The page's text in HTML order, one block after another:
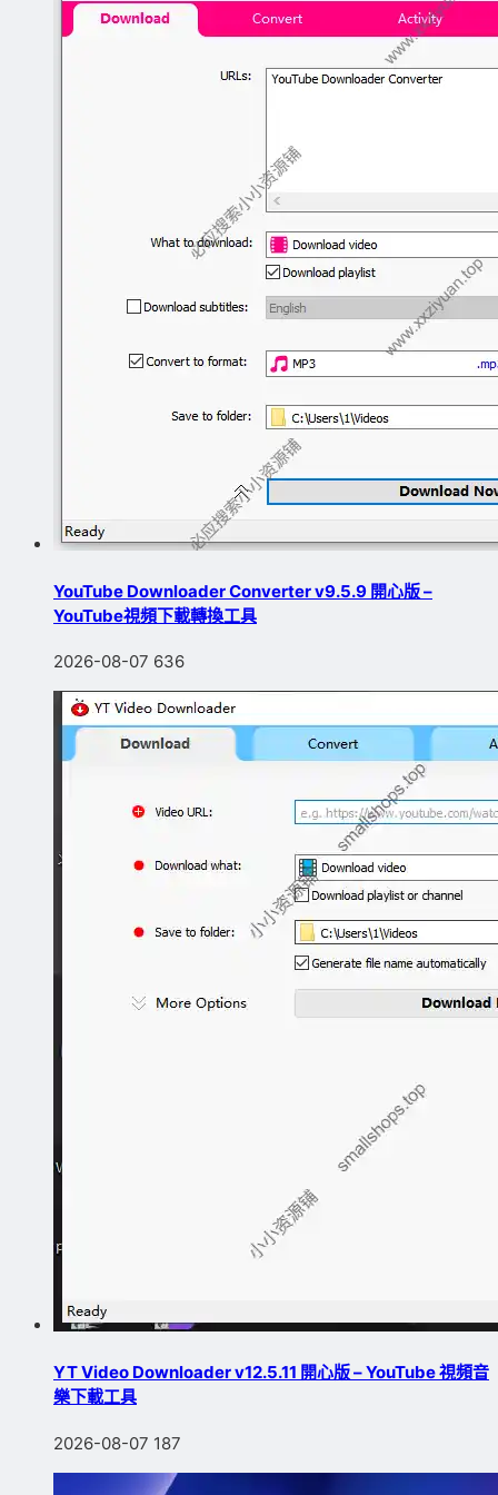
YouTube Downloader Converter v9.5.9 開心版 –
YouTube視頻下載轉換工具
2026-08-07 636
YT Video Downloader v12.5.11 開心版 – YouTube 視頻音
樂下載工具
2026-08-07 187